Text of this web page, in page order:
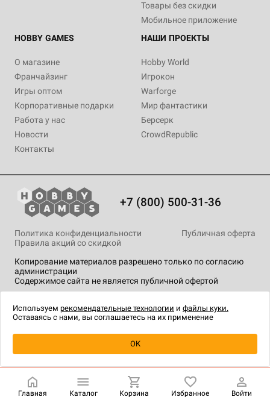
Купить
Товары без скидки
Мобильное приложение
HOBBY GAMES
О магазине
Франчайзинг
Игры оптом
Корпоративные подарки
Работа у нас
Новости
Контакты
НАШИ ПРОЕКТЫ
Hobby World
Игрокон
Warforge
Мир фантастики
Берсерк
CrowdRepublic
+7 (800) 500-31-36
Копирование материалов разрешено только по согласию
администрации
Содержимое сайта не является публичной офертой
Политика конфиденциальности
Публичная оферта
Правила акций со скидкой
технологии.
Главная Каталог Корзина Избранное Войти
Используем рекомендательные технологии и файлы куки.
Оставаясь с нами, вы соглашаетесь на их применение
OK